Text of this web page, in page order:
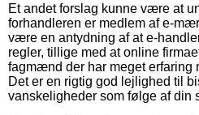
Et andet forslag kunne være at
forhandleren er medlem af e-
være en antydning af at e-
regler, tillige med at online
fagmænd der har meget erfaring
Det er en rigtig god lejlighed til
vanskeligheder som følge af din